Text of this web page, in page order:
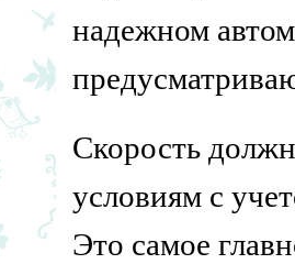
надежном
Скорость
условиям с
Это самое